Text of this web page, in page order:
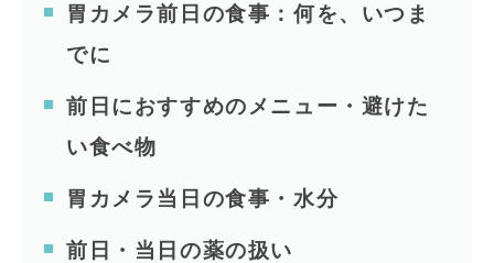
胃カメラ前日の食事：何を、いつま
でに
前日におすすめのメニュー・避けた
い食べ物
胃カメラ当日の食事・水分
前日・当日の薬の扱い